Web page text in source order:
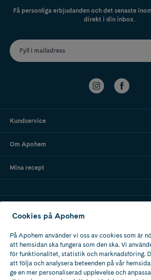
Få personliga erbjudanden och det senaste
direkt i din inbox.
Fyll i mailadress
Kundservice
Om Apohem
Mina recept
Apotek med tillstånd
av Läkemedelsverket
Cookies på Apohem
På Apohem använder vi oss av cookies som är
att hemsidan ska fungera som den ska. Vi
för funktionalitet, statistik och marknadsföring.
att följa och analysera beteenden på vår
ge en mer personaliserad upplevelse och